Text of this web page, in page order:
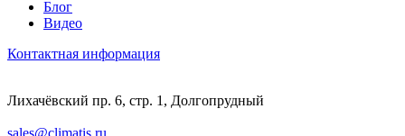
Блог
Видео
Контактная информация
Лихачёвский пр. 6, стр. 1, Долгопрудный